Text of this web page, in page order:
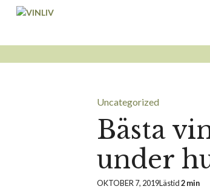
Hoppa
Uncategorized
Bästa
under
OKTOBER 7, 2019Lästid2 min